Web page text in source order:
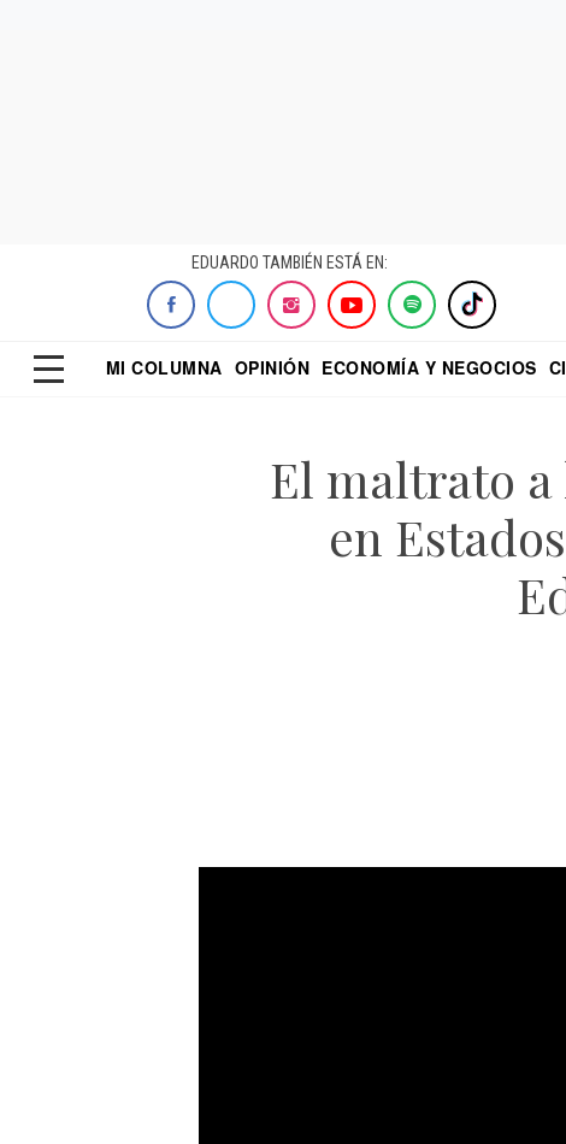
EDUARDO TAMBIÉN ESTÁ EN:
MI COLUMNA OPINIÓN ECONOMÍA Y NEGOCIOS
El maltrato a
en